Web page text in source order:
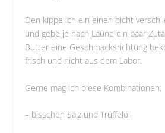
Den kippe ich ein einen dicht
und gebe je nach Laune ein paar
Butter eine Geschmacksrichtung
frisch und nicht aus dem Labor.
Gerne mag ich diese Kombinationen:
– bisschen Salz und Trüffelöl